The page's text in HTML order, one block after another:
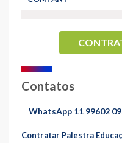
Contatos
WhatsApp 11 99602
Contratar Palestra